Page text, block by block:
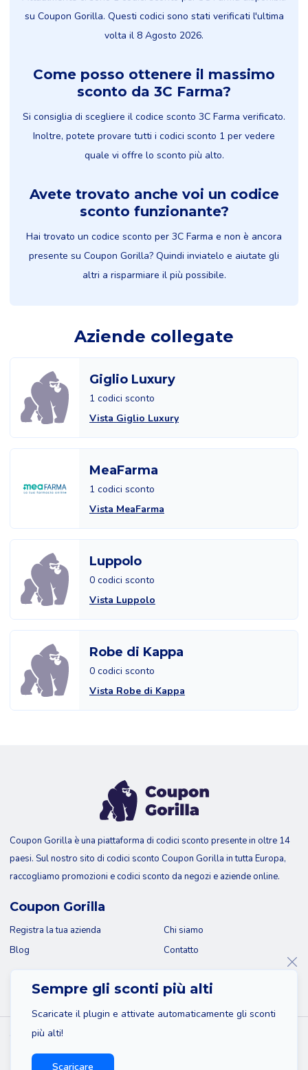
su Coupon Gorilla. Questi codici sono stati verificati l'ultima
volta il 8 Agosto 2026.
Come posso ottenere il massimo
sconto da 3C Farma?
Si consiglia di scegliere il codice sconto 3C Farma verificato.
Inoltre, potete provare tutti i codici sconto 1 per vedere
quale vi offre lo sconto più alto.
Avete trovato anche voi un codice
sconto funzionante?
Hai trovato un codice sconto per 3C Farma e non è ancora
presente su Coupon Gorilla? Quindi inviatelo e aiutate gli
altri a risparmiare il più possibile.
Aziende collegate
Giglio Luxury
1 codici sconto
Vista Giglio Luxury
MeaFarma
1 codici sconto
Vista MeaFarma
Luppolo
0 codici sconto
Vista Luppolo
Robe di Kappa
0 codici sconto
Vista Robe di Kappa
Sempre gli sconti più alti
Scaricate il plugin e attivate automaticamente gli sconti
più alti!
Scaricare
Coupon Gorilla è una piattaforma di codici sconto presente in oltre 14
paesi. Sul nostro sito di codici sconto Coupon Gorilla in tutta Europa,
raccogliamo promozioni e codici sconto da negozi e aziende online.
Coupon Gorilla
Registra la tua azienda
Blog
Chi siamo
Contatto
© 2026 Coupon Gorilla
Mappa del sito